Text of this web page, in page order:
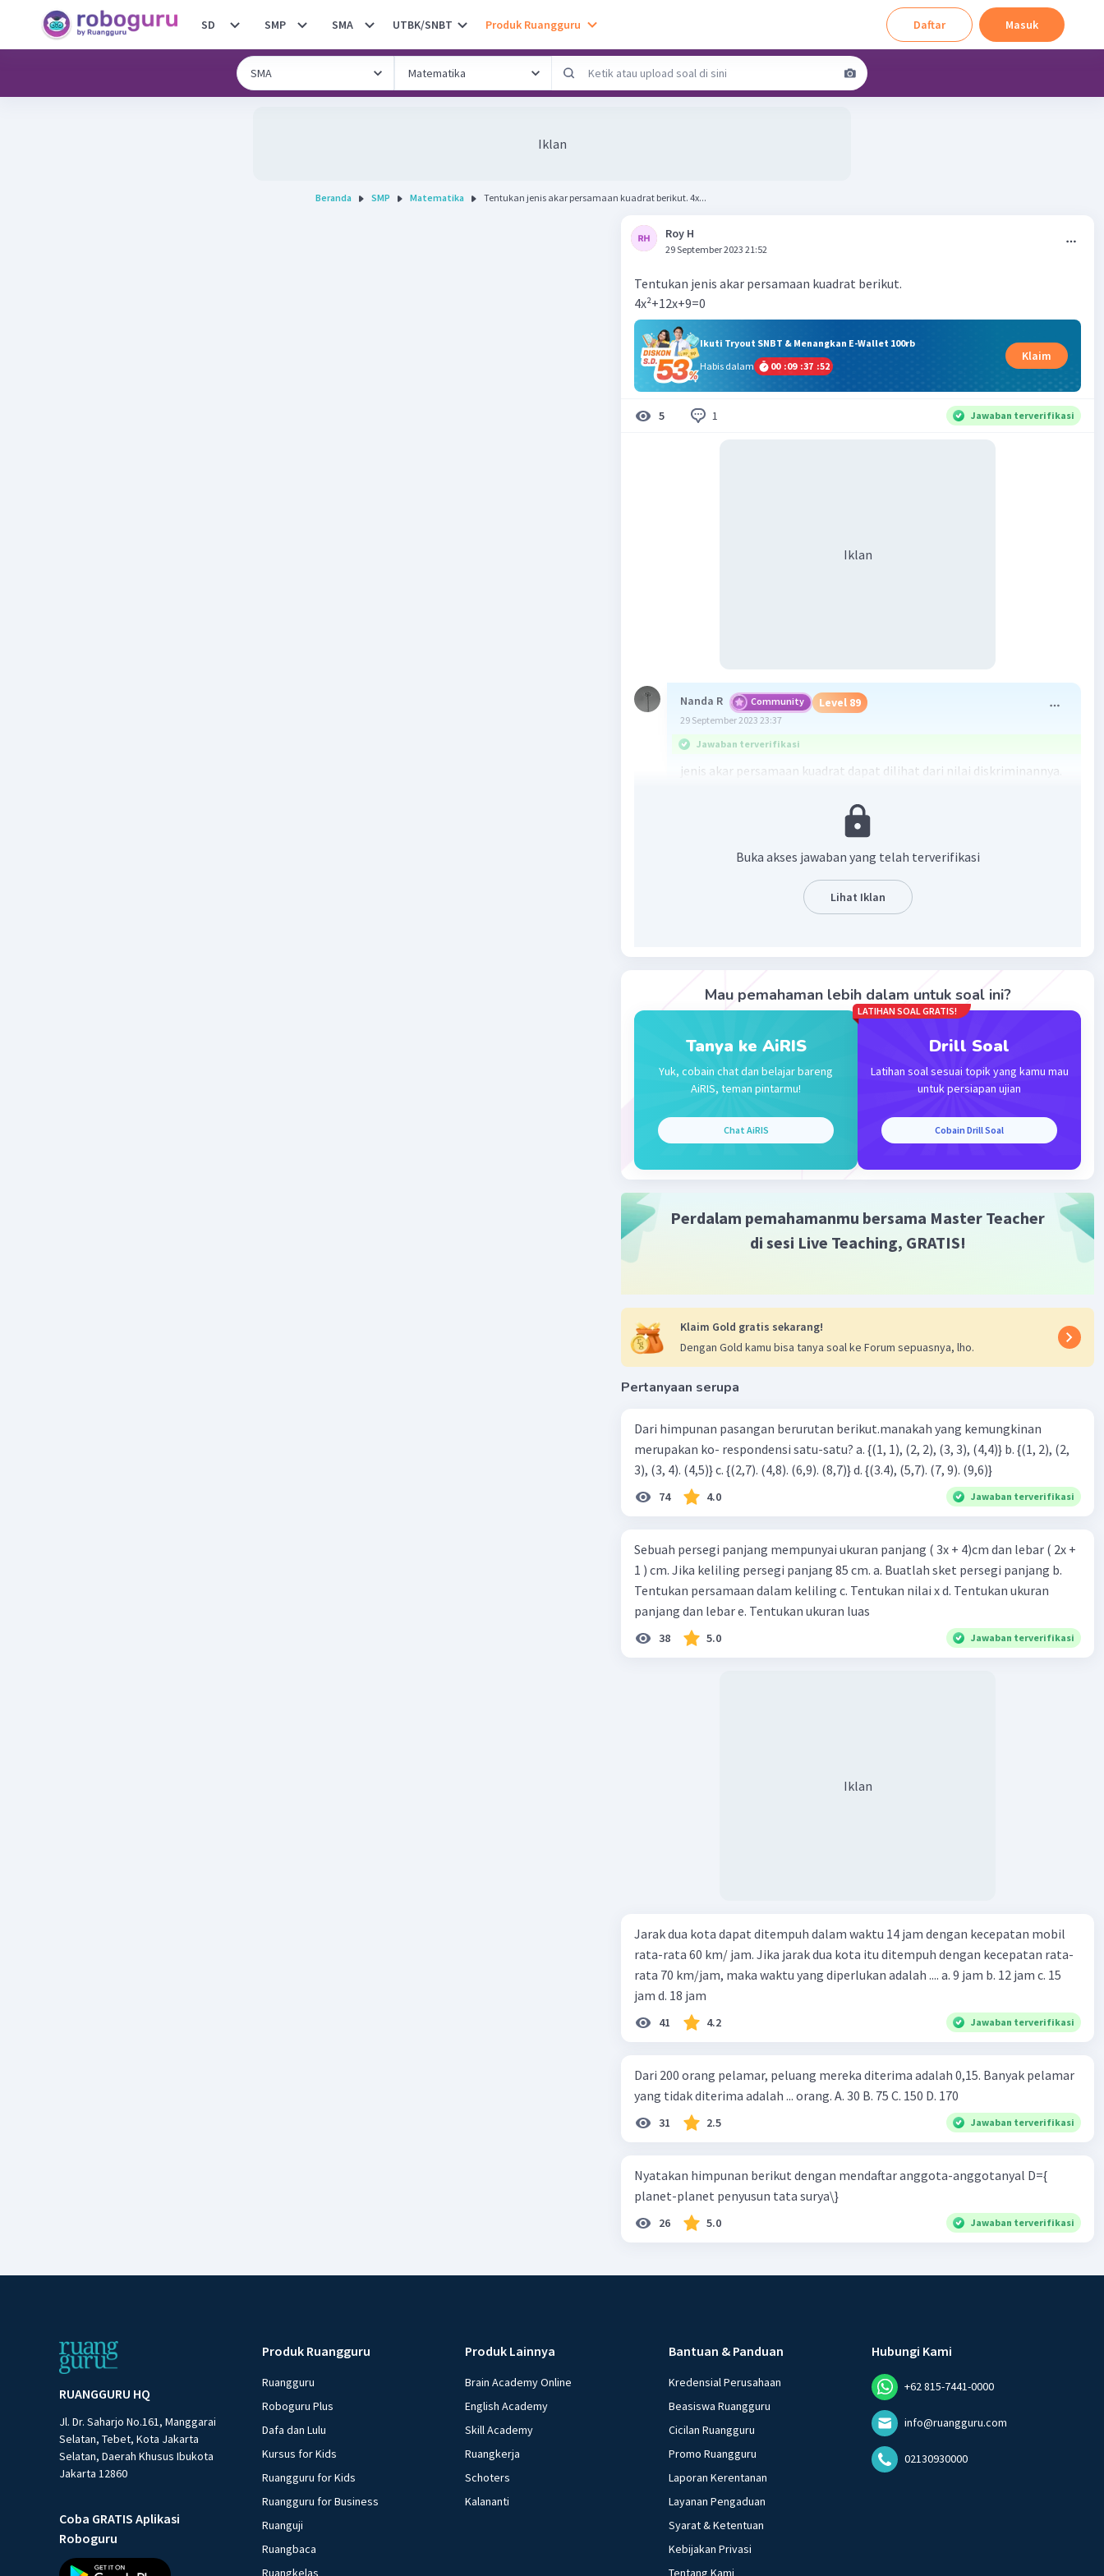
SD SMP SMA UTBK/SNBT Produk Ruangguru Daftar Masuk
Iklan
Beranda SMP Matematika Tentukan jenis akar persamaan kuadrat berikut. 4x...
Roy H
29 September 2023 21:52
Tentukan jenis akar persamaan kuadrat berikut.
4x²+12x+9=0
Ikuti Tryout SNBT & Menangkan E-Wallet 100rb
Habis dalam
00 :09 :37 :51
Klaim
5 1 Jawaban terverifikasi
Iklan
Nanda R Community Level 89
29 September 2023 23:37
Jawaban terverifikasi
jenis akar persamaan kuadrat dapat dilihat dari nilai diskriminannya.
D = b²-4ac = (12)²-4(4)(9) = 144-144 = 0
D=0, maka jenis akarnya adalah akar kembar.
Balas
Buka akses jawaban yang telah terverifikasi
Lihat Iklan
Mau pemahaman lebih dalam untuk soal ini?
Tanya ke AiRIS
Yuk, cobain chat dan belajar bareng
AiRIS, teman pintarmu!
Chat AiRIS
LATIHAN SOAL GRATIS!
Drill Soal
Latihan soal sesuai topik yang kamu mau
untuk persiapan ujian
Cobain Drill Soal
Perdalam pemahamanmu bersama Master Teacher
di sesi Live Teaching, GRATIS!
Klaim Gold gratis sekarang!
Dengan Gold kamu bisa tanya soal ke Forum sepuasnya, lho.
Pertanyaan serupa
Dari himpunan pasangan berurutan berikut.manakah yang kemungkinan
merupakan ko- respondensi satu-satu? a. {(1, 1), (2, 2), (3, 3), (4,4)} b. {(1, 2), (2,
3), (3, 4). (4,5)} c. {(2,7). (4,8). (6,9). (8,7)} d. {(3.4), (5,7). (7, 9). (9,6)}
74 4.0 Jawaban terverifikasi
Sebuah persegi panjang mempunyai ukuran panjang ( 3x + 4)cm dan lebar ( 2x +
1 ) cm. Jika keliling persegi panjang 85 cm. a. Buatlah sket persegi panjang b.
Tentukan persamaan dalam keliling c. Tentukan nilai x d. Tentukan ukuran
panjang dan lebar e. Tentukan ukuran luas
38 5.0 Jawaban terverifikasi
Iklan
Jarak dua kota dapat ditempuh dalam waktu 14 jam dengan kecepatan mobil
rata-rata 60 km/ jam. Jika jarak dua kota itu ditempuh dengan kecepatan rata-
rata 70 km/jam, maka waktu yang diperlukan adalah .... a. 9 jam b. 12 jam c. 15
jam d. 18 jam
41 4.2 Jawaban terverifikasi
Dari 200 orang pelamar, peluang mereka diterima adalah 0,15. Banyak pelamar
yang tidak diterima adalah ... orang. A. 30 B. 75 C. 150 D. 170
31 2.5 Jawaban terverifikasi
Nyatakan himpunan berikut dengan mendaftar anggota-anggotanyal D={
planet-planet penyusun tata surya\}
26 5.0 Jawaban terverifikasi
RUANGGURU HQ
Jl. Dr. Saharjo No.161, Manggarai
Selatan, Tebet, Kota Jakarta
Selatan, Daerah Khusus Ibukota
Jakarta 12860
Coba GRATIS Aplikasi
Roboguru
Produk Ruangguru
Ruangguru
Roboguru Plus
Dafa dan Lulu
Kursus for Kids
Ruangguru for Kids
Ruangguru for Business
Ruanguji
Ruangbaca
Ruangkelas
Produk Lainnya
Brain Academy Online
English Academy
Skill Academy
Ruangkerja
Schoters
Kalananti
Bantuan & Panduan
Kredensial Perusahaan
Beasiswa Ruangguru
Cicilan Ruangguru
Promo Ruangguru
Laporan Kerentanan
Layanan Pengaduan
Syarat & Ketentuan
Kebijakan Privasi
Tentang Kami
Hubungi Kami
+62 815-7441-0000
info@ruangguru.com
02130930000